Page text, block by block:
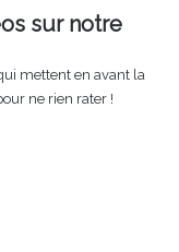
sur notre
mettent en avant la
ne rien rater !